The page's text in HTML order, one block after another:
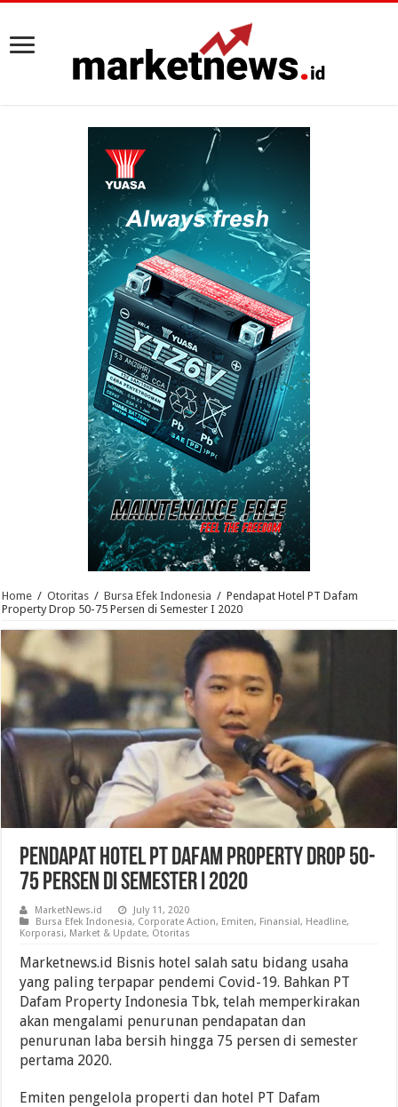
Home / Otoritas / Bursa Efek Indonesia / Pendapat Hotel PT Dafam
Property Drop 50-75 Persen di Semester I 2020
Pendapat Hotel PT Dafam Property Drop 50-
75 Persen di Semester I 2020
MarketNews.id
July 11, 2020
Bursa Efek Indonesia, Corporate Action, Emiten, Finansial, Headline,
Korporasi, Market & Update, Otoritas
Marketnews.id Bisnis hotel salah satu bidang usaha
yang paling terpapar pendemi Covid-19. Bahkan PT
Dafam Property Indonesia Tbk, telah memperkirakan
akan mengalami penurunan pendapatan dan
penurunan laba bersih hingga 75 persen di semester
pertama 2020.
Emiten pengelola properti dan hotel PT Dafam